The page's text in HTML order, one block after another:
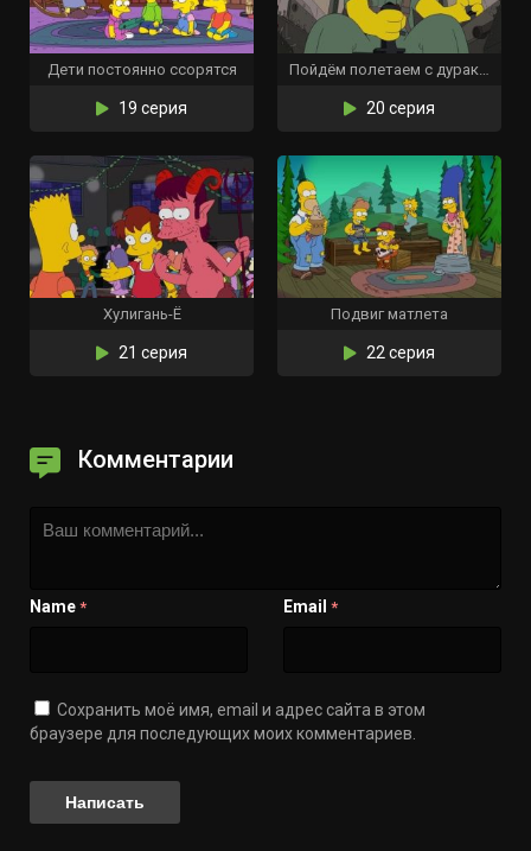
Дети постоянно ссорятся
19 серия
Пойдём полетаем с дураком
20 серия
Хулигань-Ё
21 серия
Подвиг матлета
22 серия
Комментарии
Name * Email *
Сохранить моё имя, email и адрес сайта в этом
браузере для последующих моих комментариев.